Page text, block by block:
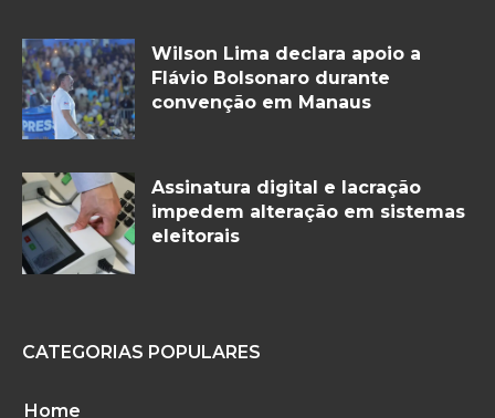
Wilson Lima declara apoio a
Flávio Bolsonaro durante
convenção em Manaus
Assinatura digital e lacração
impedem alteração em sistemas
eleitorais
CATEGORIAS POPULARES
Home